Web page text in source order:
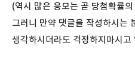
(역시 많은 응모는 곧 당첨확률
그러니 만약 댓글을 작성하시는
생각하시더라도 걱정하지마시